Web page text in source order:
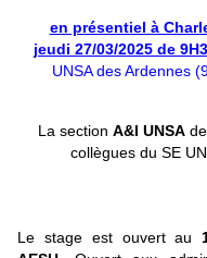
en présentiel à
jeudi 27/03/2025 de
UNSA des Ardennes
La section A&I UNSAde
collègues du SE
Le stage est ouvert au